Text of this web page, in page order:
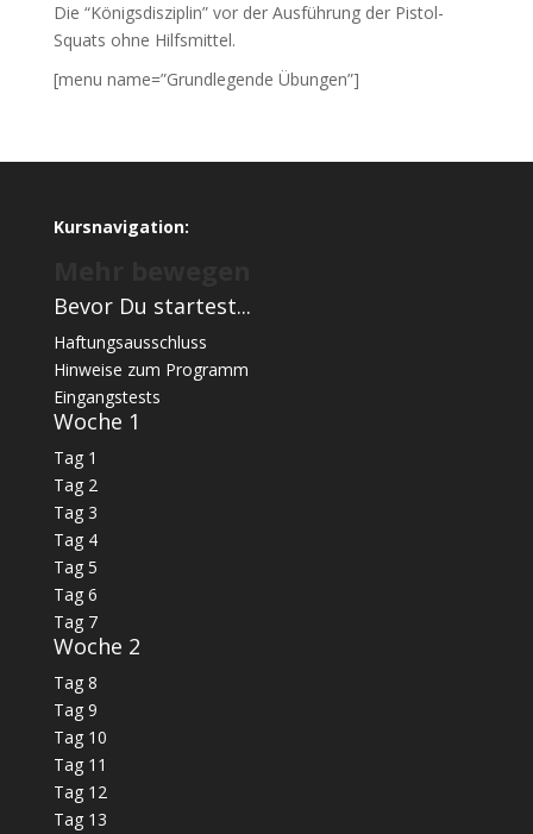
Die “Königsdisziplin” vor der Ausführung der Pistol-
Squats ohne Hilfsmittel.
[menu name=”Grundlegende Übungen”]
Kursnavigation:
Bevor Du startest...
Haftungsausschluss
Hinweise zum Programm
Eingangstests
Woche 1
Tag 1
Tag 2
Tag 3
Tag 4
Tag 5
Tag 6
Tag 7
Woche 2
Tag 8
Tag 9
Tag 10
Tag 11
Tag 12
Tag 13